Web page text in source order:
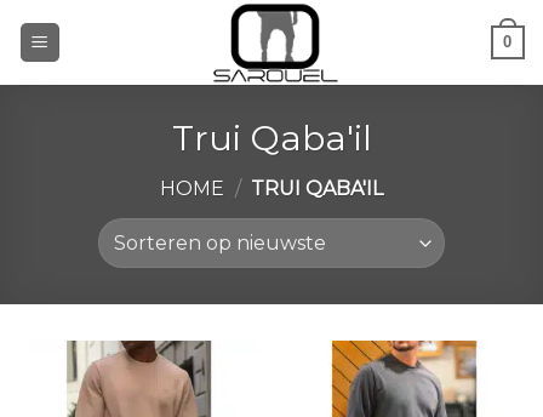
naar
0
Trui Qaba'il
HOME / TRUI QABA'IL